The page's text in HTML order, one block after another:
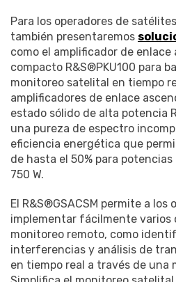
Para los operadores de
también presentaremos
como el amplificador de
compacto R&S®PKU100 para
monitoreo satelital en tiempo
amplificadores de enlace
estado sólido de alta potencia
una pureza de espectro
eficiencia energética que
de hasta el 50% para
750 W.
El R&S®GSACSM permite a
implementar fácilmente varios
monitoreo remoto, como
interferencias y análisis de
en tiempo real a través de una